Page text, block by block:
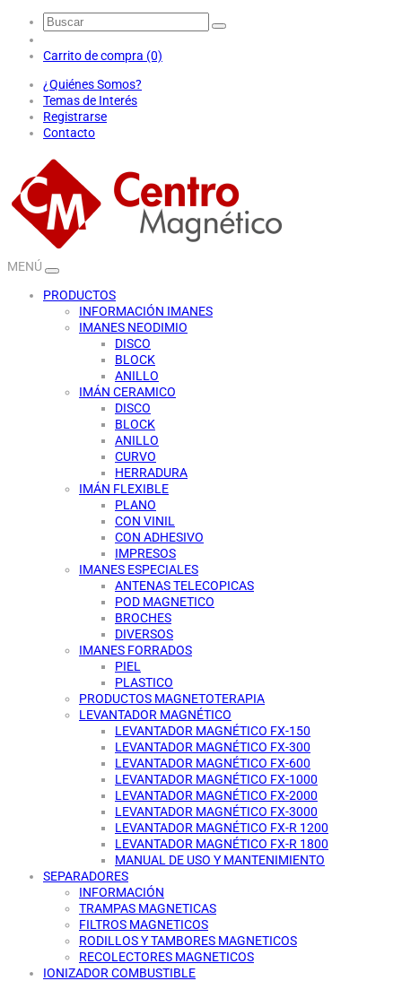
Carrito de compra (0)
¿Quiénes Somos?
Temas de Interés
Registrarse
Contacto
MENÚ
PRODUCTOS
INFORMACIÓN IMANES
IMANES NEODIMIO
DISCO
BLOCK
ANILLO
IMÁN CERAMICO
DISCO
BLOCK
ANILLO
CURVO
HERRADURA
IMÁN FLEXIBLE
PLANO
CON VINIL
CON ADHESIVO
IMPRESOS
IMANES ESPECIALES
ANTENAS TELECOPICAS
POD MAGNETICO
BROCHES
DIVERSOS
IMANES FORRADOS
PIEL
PLASTICO
PRODUCTOS MAGNETOTERAPIA
LEVANTADOR MAGNÉTICO
LEVANTADOR MAGNÉTICO FX-150
LEVANTADOR MAGNÉTICO FX-300
LEVANTADOR MAGNÉTICO FX-600
LEVANTADOR MAGNÉTICO FX-1000
LEVANTADOR MAGNÉTICO FX-2000
LEVANTADOR MAGNÉTICO FX-3000
LEVANTADOR MAGNÉTICO FX-R 1200
LEVANTADOR MAGNÉTICO FX-R 1800
MANUAL DE USO Y MANTENIMIENTO
SEPARADORES
INFORMACIÓN
TRAMPAS MAGNETICAS
FILTROS MAGNETICOS
RODILLOS Y TAMBORES MAGNETICOS
RECOLECTORES MAGNETICOS
IONIZADOR COMBUSTIBLE